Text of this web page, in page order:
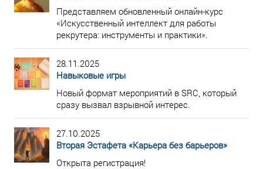
Представляем обновленный онлайн-курс
«Искусственный интеллект для работы
рекрутера: инструменты и практики».
28.11.2025
Навыковые игры
Новый формат мероприятий в SRC, который
сразу вызвал взрывной интерес.
27.10.2025
Вторая Эстафета «Карьера без барьеров»
Открыта регистрация!